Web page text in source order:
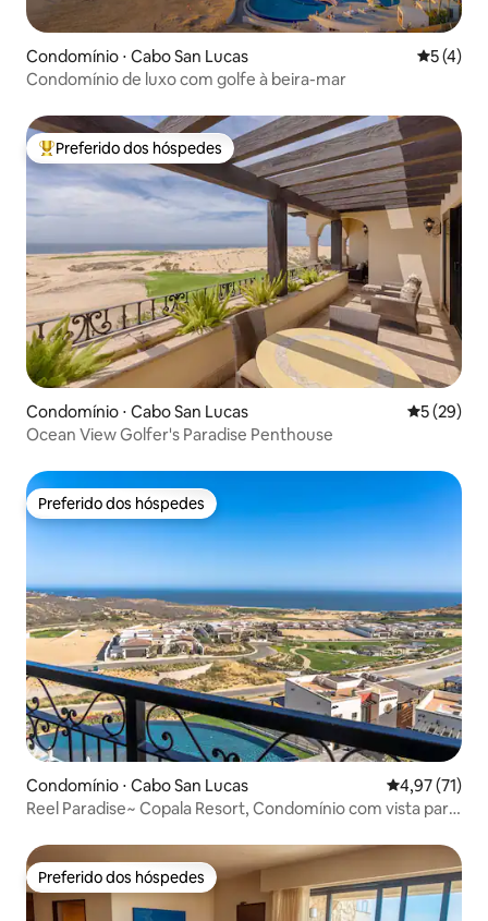
Condomínio ⋅ Cabo San Lucas 5 de
5 (4)
Condomínio de luxo com golfe à beira-mar
Entre os melhores preferidos dos hóspedes
Preferido dos hóspedes
Condomínio ⋅ Cabo San Lucas 5 de uma
5 (29)
Ocean View Golfer's Paradise Penthouse
Preferido dos hóspedes
Preferido dos hóspedes
Condomínio ⋅ Cabo San Lucas 4,97 de uma
4,97 (71)
Reel Paradise~ Copala Resort, Condomínio com vista para
Preferido dos hóspedes
Preferido dos hóspedes